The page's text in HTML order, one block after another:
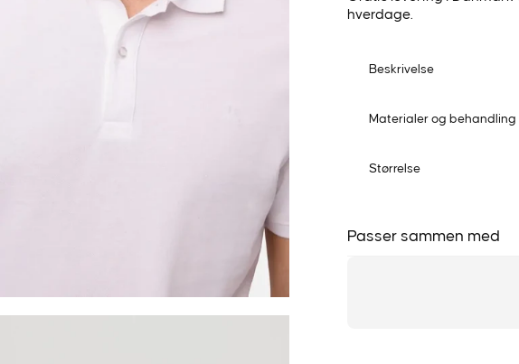
hverdage.
Beskrivelse
Materialer og behandling
Størrelse
Passer sammen med